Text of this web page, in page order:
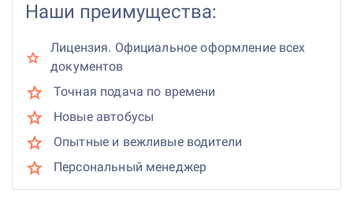
Наши преимущества:
Лицензия. Официальное оформление всех
документов
Точная подача по времени
Новые автобусы
Опытные и вежливые водители
Персональный менеджер